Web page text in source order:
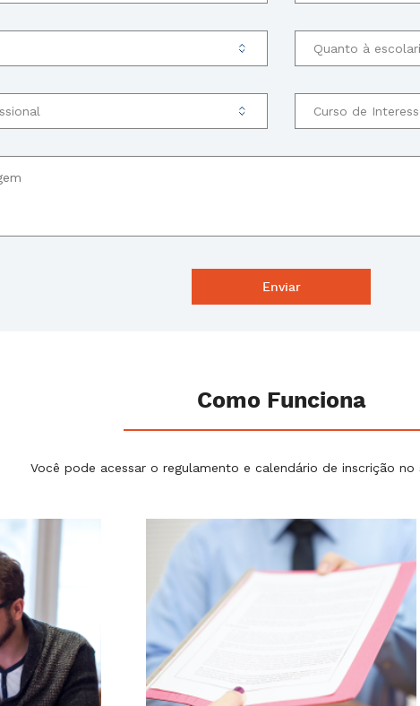
Como Funciona
Você pode acessar o regulamento e calendário de inscrição no